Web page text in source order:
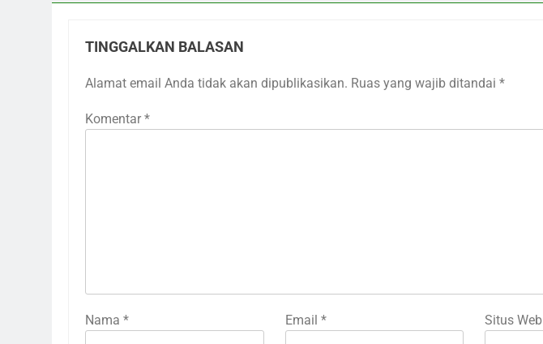
TINGGALKAN BALASAN
Alamat email Anda tidak akan dipublikasikan. Ruas yang wajib ditandai *
Komentar *
Nama * Email * Situs Web